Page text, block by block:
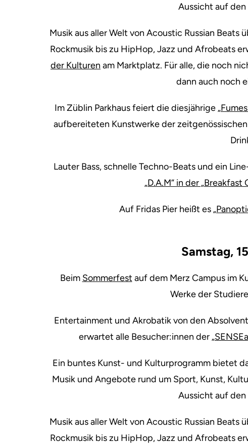
Aussicht auf den
Musik aus aller Welt von Acoustic Russian
Rockmusik bis zu HipHop, Jazz und Afrobeats
der Kulturen am Marktplatz. Für alle, die noch
dann auch noch
Im Züblin Parkhaus feiert die diesjährige
aufbereiteten Kunstwerke der
Lauter Bass, schnelle Techno-Beats und ein
„D.A.M“ in der
Auf Fridas Pier heißt es
Samstag,
Beim Sommerfest auf dem Merz Campus im
Werke der
Entertainment und Akrobatik von den
erwartet alle Besucher:innen der
Ein buntes Kunst- und Kulturprogramm bietet
Musik und Angebote rund um Sport, Kunst,
Aussicht auf den
Musik aus aller Welt von Acoustic Russian
Rockmusik bis zu HipHop, Jazz und Afrobeats